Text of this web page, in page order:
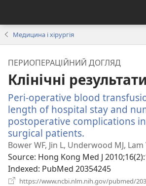
Медицина і хірургія
ПЕРИОПЕРАЦІЙНИЙ ДОГЛЯД
Клінічні результати
Peri-operative blood
length of hospital stay and
postoperative complications
surgical patients.
у
новому
вікні)
Bower WF, Jin L, Underwood MJ, Lam
Source‎: Hong Kong Med J
Indexed‎: PubMed 20354245
https://www.ncbi.nlm.nih.gov/pubmed/